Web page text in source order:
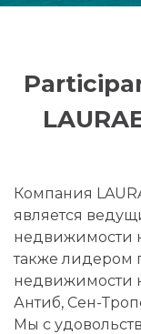
Компания
является
недвижимости
также лидером
недвижимости
Антиб, Сен-
Мы с